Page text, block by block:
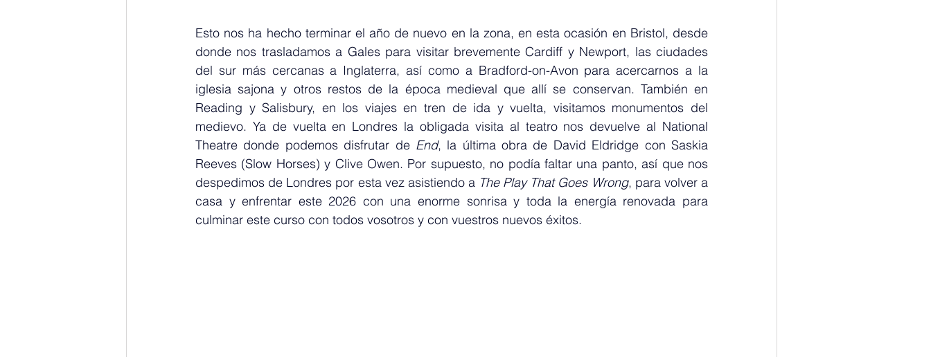
Esto nos ha hecho terminar el año de nuevo en la zona, en esta ocasión en Bristol, desde
donde nos trasladamos a Gales para visitar brevemente Cardiff y Newport, las ciudades
del sur más cercanas a Inglaterra, así como a Bradford-on-Avon para acercarnos a la
iglesia sajona y otros restos de la época medieval que allí se conservan. También en
Reading y Salisbury, en los viajes en tren de ida y vuelta, visitamos monumentos del
medievo. Ya de vuelta en Londres la obligada visita al teatro nos devuelve al National
Theatre donde podemos disfrutar de End, la última obra de David Eldridge con Saskia
Reeves (Slow Horses) y Clive Owen. Por supuesto, no podía faltar una panto, así que nos
despedimos de Londres por esta vez asistiendo a The Play That Goes Wrong, para volver a
casa y enfrentar este 2026 con una enorme sonrisa y toda la energía renovada para
culminar este curso con todos vosotros y con vuestros nuevos éxitos.